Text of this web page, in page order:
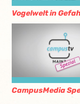
Vogelwelt in
CampusMedia